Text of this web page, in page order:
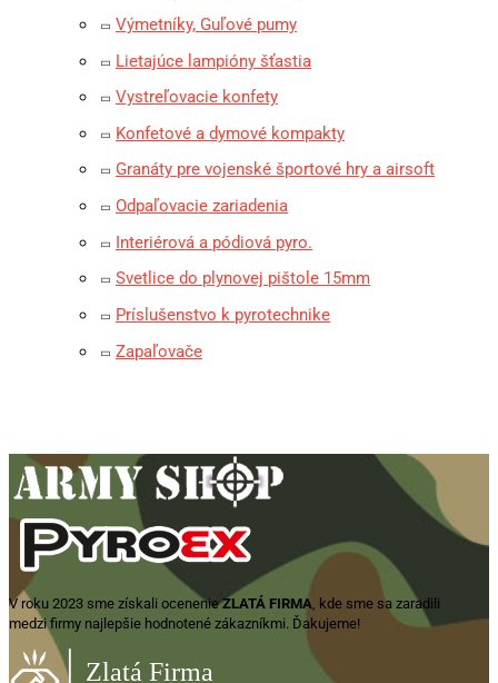
Výmetníky, Guľové pumy
Lietajúce lampióny šťastia
Vystreľovacie konfety
Konfetové a dymové kompakty
Granáty pre vojenské športové hry a airsoft
Odpaľovacie zariadenia
Interiérová a pódiová pyro.
Svetlice do plynovej pištole 15mm
Príslušenstvo k pyrotechnike
Zapaľovače
V roku 2023 sme získali ocenenieZLATÁ FIRMA, kde sme sa zaradili
medzi firmy najlepšie hodnotené zákazníkmi. Ďakujeme!